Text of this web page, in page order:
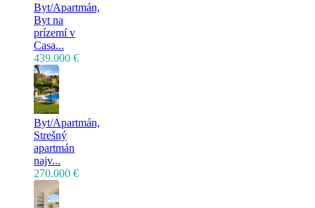
Byt/Apartmán,
Byt na
prízemí v
Casa...
439.000 €
Byt/Apartmán,
Strešný
apartmán
najv...
270.000 €